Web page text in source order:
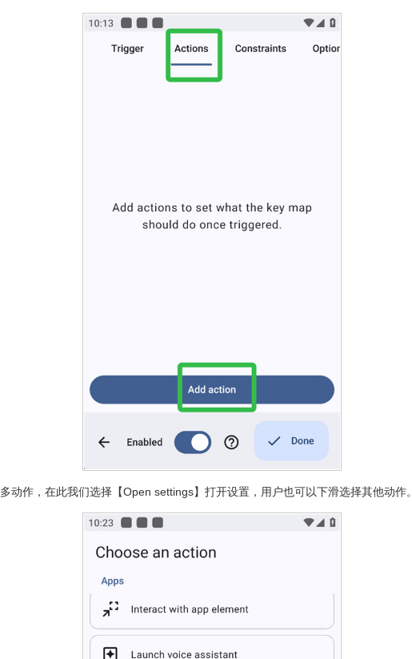
动作，在此我们选择【Open settings】打开设置，用户也可以下滑选择其他动作。